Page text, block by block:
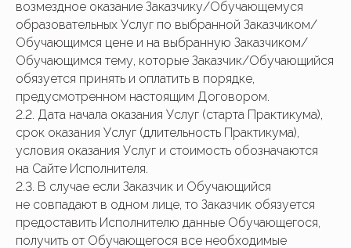
возмездное оказание Заказчику/Обучающемуся
образовательных Услуг по выбранной Заказчиком/
Обучающимся цене и на выбранную Заказчиком/
Обучающимся тему, которые Заказчик/Обучающийся
обязуется принять и оплатить в порядке,
предусмотренном настоящим Договором.
2.2. Дата начала оказания Услуг (старта Практикума),
срок оказания Услуг (длительность Практикума),
условия оказания Услуг и стоимость обозначаются
на Сайте Исполнителя.
2.3. В случае если Заказчик и Обучающийся
не совпадают в одном лице, то Заказчик обязуется
предоставить Исполнителю данные Обучающегося,
получить от Обучающегося все необходимые